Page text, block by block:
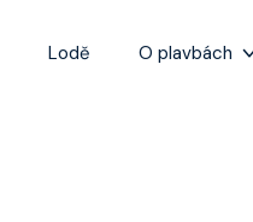
Lodě O plavbách